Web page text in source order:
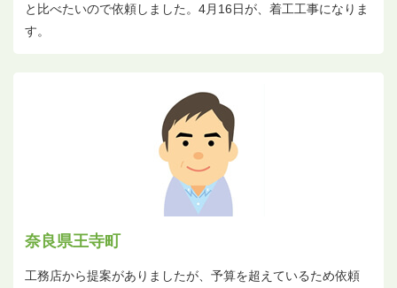
と比べたいので依頼しました。4月16日が、着工工事になりま
す。
奈良県王寺町
工務店から提案がありましたが、予算を超えているため依頼